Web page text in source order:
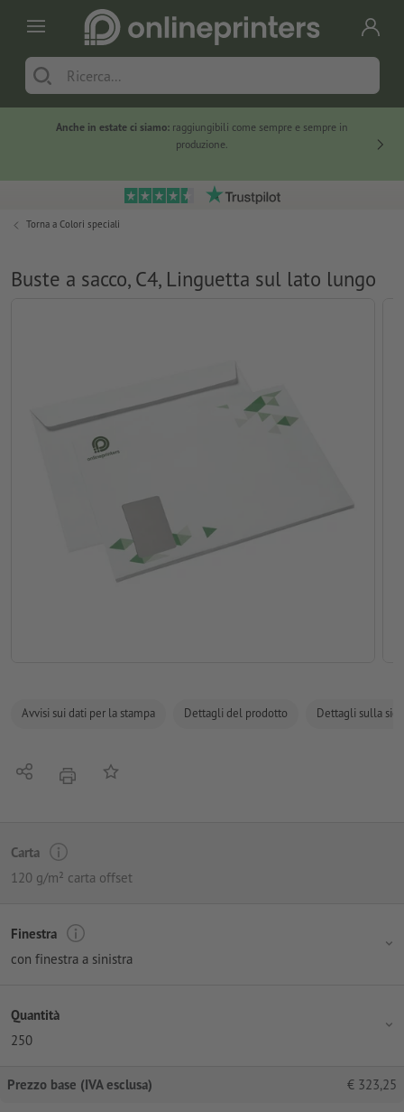
Anche in estate ci siamo: raggiungibili come sempre e sempre in
produzione.
Torna a Colori speciali
Buste a sacco, C4, Linguetta sul lato lungo
Avvisi sui dati per la stampa Dettagli del prodotto Dettagli sulla
Condividistamparealla lista preferiti
Carta
120 g/m² carta offset
Finestra
con finestra a sinistra
Quantità
250
Prezzo base (IVA esclusa) € 323,25